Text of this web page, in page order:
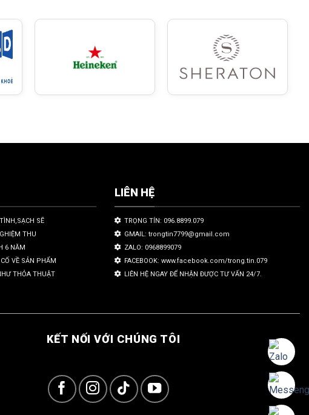
SẼ
THU
6 NĂM
VỀ SẢN PHẨM
THỎA THUẬT
LIÊN HỆ
TRỌNG TÍN: 096.8899.079
GMAIL: trongtin7799@gmail.com
ZALO: 0968899079
FACEBOOK: www.facebook.com/trong.tin.079
LIÊN HỆ NGAY ĐỂ NHẬN ĐƯỢC TƯ VẤN 24/7.
KẾT NỐI VỚI CHÚNG TÔI